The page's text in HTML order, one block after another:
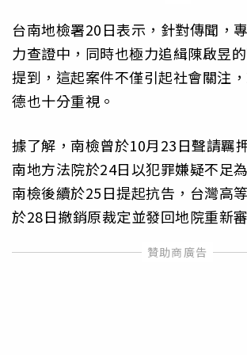
台南地檢署20日表示，針對傳聞，
力查證中，同時也極力追緝陳啟昱
提到，這起案件不僅引起社會關注
德也十分重視。
據了解，南檢曾於10月23日聲請羈
南地方法院於24日以犯罪嫌疑不足
南檢後續於25日提起抗告，台灣高
於28日撤銷原裁定並發回地院重新